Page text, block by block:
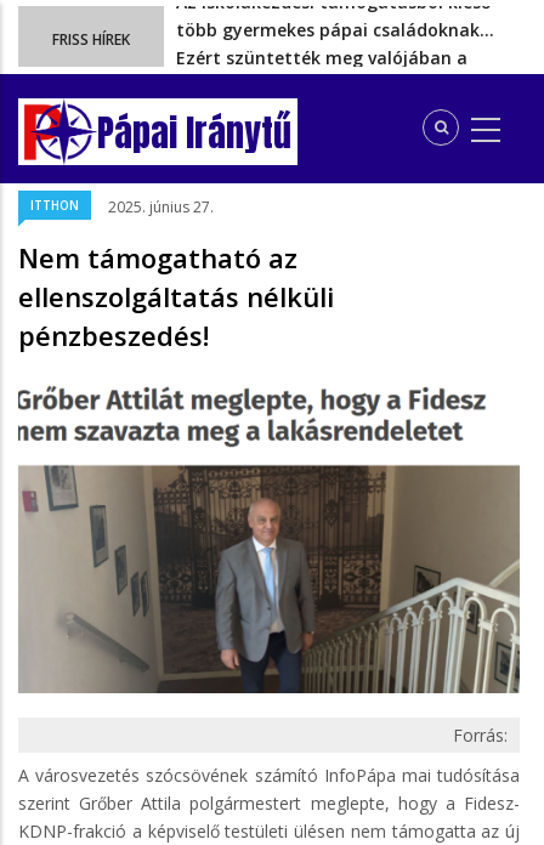
FRISS HÍREK
Ezért szüntették meg valójában a
szén‑dioxid‑kvóta‑adót
Energiakrízis: Magyar Péter szerint még
hetekig nem lehet…
A spanyol enklávét elárasztják a
tengeren érkező migránsok
Rétvári Bence: Magyar Péter gőzerővel
hátrál ki a tanároknak tett…
Az iskolakezdési támogatásból kieső
több gyermekes pápai családoknak…
Pápai Iránytű
ITTHON 2025. június 27.
Nem támogatható az
ellenszolgáltatás nélküli
pénzbeszedés!
Forrás:
A városvezetés szócsövének számító InfoPápa mai tudósítása
szerint Grőber Attila polgármestert meglepte, hogy a Fidesz-
KDNP-frakció a képviselő testületi ülésen nem támogatta az új